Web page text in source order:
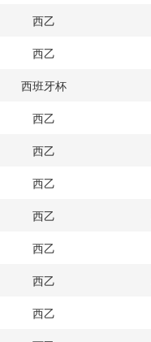
西乙
西乙
西班牙杯
西乙
西乙
西乙
西乙
西乙
西乙
西乙